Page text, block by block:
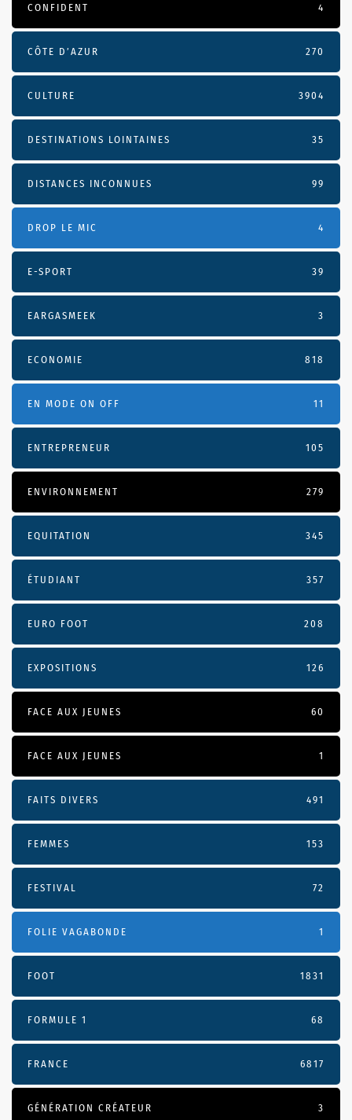
CONFIDENT 4
CÔTE D’AZUR 270
CULTURE 3904
DESTINATIONS LOINTAINES 35
DISTANCES INCONNUES 99
DROP LE MIC 4
E-SPORT 39
EARGASMEEK 3
ECONOMIE 818
EN MODE ON OFF 11
ENTREPRENEUR 105
ENVIRONNEMENT 279
EQUITATION 345
ÉTUDIANT 357
EURO FOOT 208
EXPOSITIONS 126
FACE AUX JEUNES 60
FACE AUX JEUNES 1
FAITS DIVERS 491
FEMMES 153
FESTIVAL 72
FOLIE VAGABONDE 1
FOOT 1831
FORMULE 1 68
FRANCE 6817
GÉNÉRATION CRÉATEUR 3